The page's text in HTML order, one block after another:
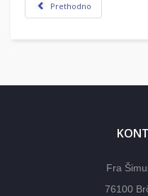
Prethodno
Fra
76100